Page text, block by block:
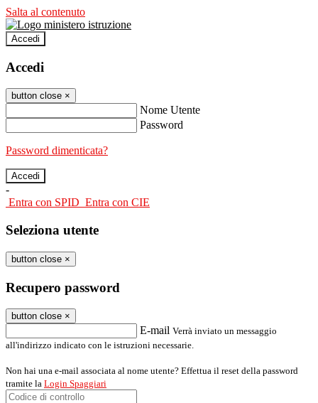
Salta al contenuto
Accedi
Accedi
button close ×
Nome Utente
Password
Password dimenticata?
-
Entra con SPID Entra con CIE
Seleziona utente
button close ×
Recupero password
button close ×
E-mail Verrà inviato un messaggio
all'indirizzo indicato con le istruzioni necessarie.
Non hai una e-mail associata al nome utente? Effettua il reset della password
tramite la Login Spaggiari